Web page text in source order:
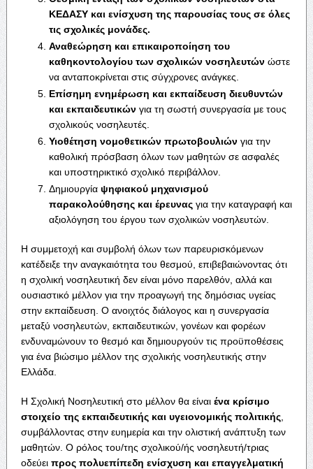
ΚΕΔΑΣΥ και ενίσχυση της παρουσίας τους σε όλες
τις σχολικές μονάδες.
Αναθεώρηση και επικαιροποίηση του
καθηκοντολογίου των σχολικών νοσηλευτώνώστε
να ανταποκρίνεται στις σύγχρονες ανάγκες.
Επίσημη ενημέρωση και εκπαίδευση διευθυντών
και εκπαιδευτικώνγια τη σωστή συνεργασία με τους
σχολικούς νοσηλευτές.
Υιοθέτηση νομοθετικών πρωτοβουλιώνγια την
καθολική πρόσβαση όλων των μαθητών σε ασφαλές
και υποστηρικτικό σχολικό περιβάλλον.
Δημιουργία ψηφιακού μηχανισμού
παρακολούθησης και έρευναςγια την καταγραφή και
αξιολόγηση του έργου των σχολικών νοσηλευτών.
Η συμμετοχή και συμβολή όλων των παρευρισκόμενων
κατέδειξε την αναγκαιότητα του θεσμού, επιβεβαιώνοντας ότι
η σχολική νοσηλευτική δεν είναι μόνο παρελθόν, αλλά και
ουσιαστικό μέλλον για την προαγωγή της δημόσιας υγείας
στην εκπαίδευση. Ο ανοιχτός διάλογος και η συνεργασία
μεταξύ νοσηλευτών, εκπαιδευτικών, γονέων και φορέων
ενδυναμώνουν το θεσμό και δημιουργούν τις προϋποθέσεις
για ένα βιώσιμο μέλλον της σχολικής νοσηλευτικής στην
Ελλάδα.
Η Σχολική Νοσηλευτική στο μέλλον θα είναι ένα κρίσιμο
στοιχείο της εκπαιδευτικής και υγειονομικής πολιτικής,
συμβάλλοντας στην ευημερία και την ολιστική ανάπτυξη των
μαθητών. Ο ρόλος του/της σχολικού/ής νοσηλευτή/τριας
οδεύει προς πολυεπίπεδη ενίσχυση και επαγγελματική